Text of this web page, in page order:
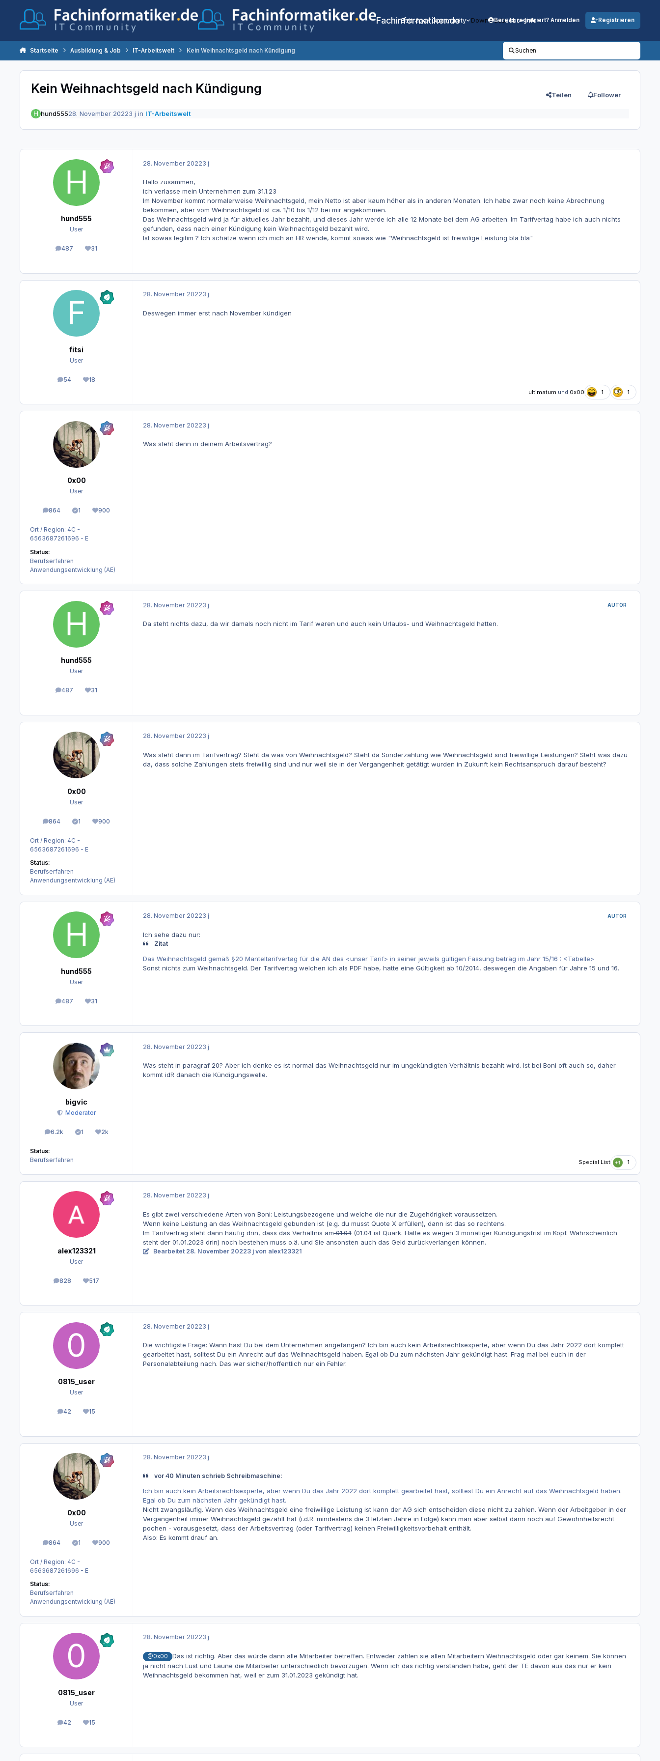
Fachinformatiker.de
Beiträge Community DownloadsJobs Info
Bereits registriert? Anmelden Registrieren
Startseite Ausbildung & Job IT-Arbeitswelt Kein Weihnachtsgeld nach Kündigung Suchen
Kein Weihnachtsgeld nach Kündigung Teilen Follower
hund55528. November 20223 j in IT-Arbeitswelt
hund555
User
487
Beiträge 31
Reputation
28. November 20223 j
Hallo zusammen,
ich verlasse mein Unternehmen zum 31.1.23
Im November kommt normalerweise Weihnachtsgeld, mein Netto ist aber kaum höher als in anderen Monaten. Ich habe zwar noch keine Abrechnung
bekommen, aber vom Weihnachtsgeld ist ca. 1/10 bis 1/12 bei mir angekommen.
Das Weihnachtsgeld wird ja für aktuelles Jahr bezahlt, und dieses Jahr werde ich alle 12 Monate bei dem AG arbeiten. Im Tarifvertag habe ich auch nichts
gefunden, dass nach einer Kündigung kein Weihnachtsgeld bezahlt wird.
Ist sowas legitim ? Ich schätze wenn ich mich an HR wende, kommt sowas wie "Weihnachtsgeld ist freiwilige Leistung bla bla"
fitsi
User
54
Beiträge18
Reputation
28. November 20223 j
Deswegen immer erst nach November kündigen
ultimatum und 0x00 1 1
0x00
User
864
Beiträge 1
Lösungen900
Reputation
Ort / Region: 4C -
6563687261696 - E
Status:
Berufserfahren
Anwendungsentwicklung (AE)
28. November 20223 j
Was steht denn in deinem Arbeitsvertrag?
hund555
User
487
Beiträge 31
Reputation
28. November 20223 j AUTOR
Da steht nichts dazu, da wir damals noch nicht im Tarif waren und auch kein Urlaubs- und Weihnachtsgeld hatten.
0x00
User
864
Beiträge 1
Lösungen900
Reputation
Ort / Region: 4C -
6563687261696 - E
Status:
Berufserfahren
Anwendungsentwicklung (AE)
28. November 20223 j
Was steht dann im Tarifvertrag? Steht da was von Weihnachtsgeld? Steht da Sonderzahlung wie Weihnachtsgeld sind freiwillige Leistungen? Steht was dazu
da, dass solche Zahlungen stets freiwillig sind und nur weil sie in der Vergangenheit getätigt wurden in Zukunft kein Rechtsanspruch darauf besteht?
hund555
User
487
Beiträge 31
Reputation
28. November 20223 j AUTOR
Ich sehe dazu nur:
Zitat
Das Weihnachtsgeld gemäß §20 Manteltarifvertag für die AN des <unser Tarif> in seiner jeweils gültigen Fassung beträg im Jahr 15/16 : <Tabelle>
Sonst nichts zum Weihnachtsgeld. Der Tarifvertag welchen ich als PDF habe, hatte eine Gültigkeit ab 10/2014, deswegen die Angaben für Jahre 15 und 16.
bigvic
Moderator
6.2k
Beiträge 1
Lösungen
2k
Reputation
Status:
Berufserfahren
28. November 20223 j
Was steht in paragraf 20? Aber ich denke es ist normal das Weihnachtsgeld nur im ungekündigten Verhältnis bezahlt wird. Ist bei Boni oft auch so, daher
kommt idR danach die Kündigungswelle.
Special List 1
alex123321
User
828
Beiträge 517
Reputation
28. November 20223 j
Es gibt zwei verschiedene Arten von Boni: Leistungsbezogene und welche die nur die Zugehörigkeit voraussetzen.
Wenn keine Leistung an das Weihnachtsgeld gebunden ist (e.g. du musst Quote X erfüllen), dann ist das so rechtens.
Im Tarifvertrag steht dann häufig drin, dass das Verhältnis am01.04(01.04 ist Quark. Hatte es wegen 3 monatiger Kündigungsfrist im Kopf. Wahrscheinlich
steht der 01.01.2023 drin) noch bestehen muss o.ä. und Sie ansonsten auch das Geld zurückverlangen können.
Bearbeitet 28. November 20223 jvon alex123321
0815_user
User
42
Beiträge15
Reputation
28. November 20223 j
Die wichtigste Frage: Wann hast Du bei dem Unternehmen angefangen? Ich bin auch kein Arbeitsrechtsexperte, aber wenn Du das Jahr 2022 dort komplett
gearbeitet hast, solltest Du ein Anrecht auf das Weihnachtsgeld haben. Egal ob Du zum nächsten Jahr gekündigt hast. Frag mal bei euch in der
Personalabteilung nach. Das war sicher/hoffentlich nur ein Fehler.
0x00
User
864
Beiträge 1
Lösungen900
Reputation
Ort / Region: 4C -
6563687261696 - E
Status:
Berufserfahren
Anwendungsentwicklung (AE)
28. November 20223 j
vor 40 Minuten schrieb Schreibmaschine:
Ich bin auch kein Arbeitsrechtsexperte, aber wenn Du das Jahr 2022 dort komplett gearbeitet hast, solltest Du ein Anrecht auf das Weihnachtsgeld haben.
Egal ob Du zum nächsten Jahr gekündigt hast.
Nicht zwangsläufig. Wenn das Weihnachtsgeld eine freiwillige Leistung ist kann der AG sich entscheiden diese nicht zu zahlen. Wenn der Arbeitgeber in der
Vergangenheit immer Weihnachtsgeld gezahlt hat (i.d.R. mindestens die 3 letzten Jahre in Folge) kann man aber selbst dann noch auf Gewohnheitsrecht
pochen - vorausgesetzt, dass der Arbeitsvertrag (oder Tarifvertrag) keinen Freiwilligkeitsvorbehalt enthält.
Also: Es kommt drauf an.
0815_user
User
42
Beiträge15
Reputation
28. November 20223 j
@0x00
Das ist richtig. Aber das würde dann alle Mitarbeiter betreffen. Entweder zahlen sie allen Mitarbeitern Weihnachtsgeld oder gar keinem. Sie können
ja nicht nach Lust und Laune die Mitarbeiter unterschiedlich bevorzugen. Wenn ich das richtig verstanden habe, geht der TE davon aus das nur er kein
Weihnachtsgeld bekommen hat, weil er zum 31.01.2023 gekündigt hat.